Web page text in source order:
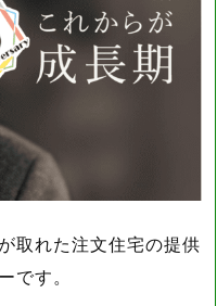
取れた注文住宅の提供
です。